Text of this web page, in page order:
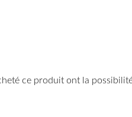
ce produit ont la